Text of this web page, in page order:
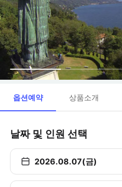
옵션예약 상품소개
날짜 및 인원 선택
2026.08.07(금)